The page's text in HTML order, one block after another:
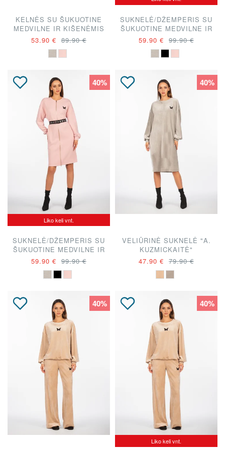
KELNĖS SU ŠUKUOTINE
MEDVILNE IR KIŠENĖMIS
"A. KUZMICKAITĖ"
53.90 € 89.90 €
SUKNELĖ/DŽEMPERIS SU
ŠUKUOTINE MEDVILNE IR
KIŠENĖMIS "A.
59.90 € 99.90 €
40%
Liko keli vnt.
SUKNELĖ/DŽEMPERIS SU
ŠUKUOTINE MEDVILNE IR
KIŠENĖMIS "A.
59.90 € 99.90 €
40%
VELIŪRINĖ SUKNELĖ "A.
KUZMICKAITĖ"
47.90 € 79.90 €
40% 40%
Liko keli vnt.